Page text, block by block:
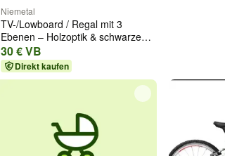
Niemetal
TV-/Lowboard / Regal mit 3
Ebenen – Holzoptik & schwarzes
Metall
30 € VB
Direkt kaufen